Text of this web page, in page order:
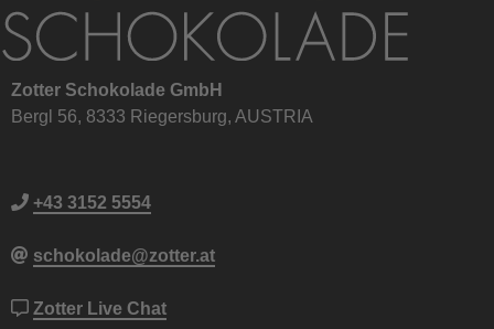
Zotter Schokolade GmbH
Bergl 56, 8333 Riegersburg, AUSTRIA
+43 3152 5554
schokolade@zotter.at
Zotter Live Chat